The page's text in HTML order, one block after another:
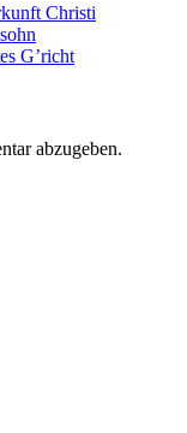
Christi
G’richt
abzugeben.